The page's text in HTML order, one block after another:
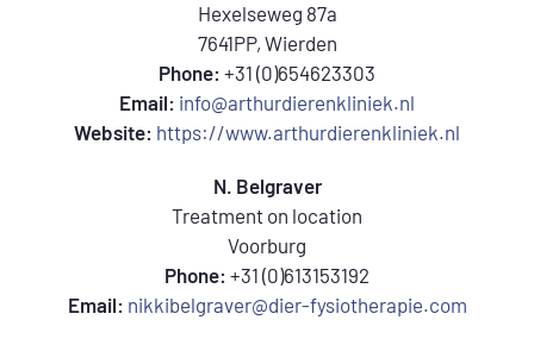
Hexelseweg 87a
7641PP, Wierden
Phone: +31 (0)654623303
Email: info@arthurdierenkliniek.nl
Website: https://www.arthurdierenkliniek.nl
N. Belgraver
Treatment on location
Voorburg
Phone: +31 (0)613153192
Email: nikkibelgraver@dier-fysiotherapie.com